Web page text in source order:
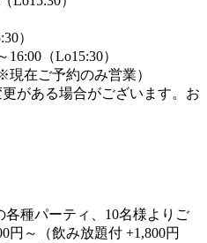
）
（Lo15:30）
現在ご予約のみ営業）
がある場合がございます。お
各種パーティ、10名様よりご
円～（飲み放題付 +1,800円